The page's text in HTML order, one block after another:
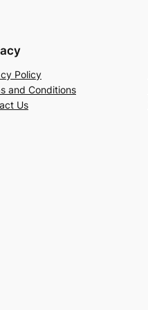
Policy
and Conditions
Us